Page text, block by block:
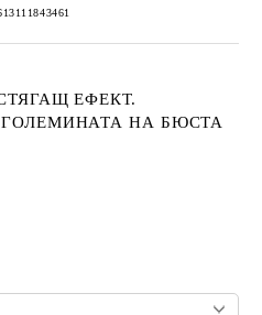
ЕФЕКТ.
НА БЮСТА